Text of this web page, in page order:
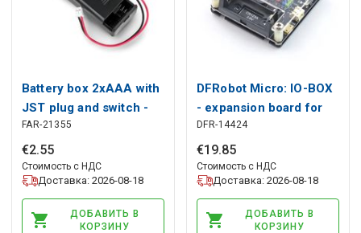
Battery box 2xAAA with
JST plug and switch -
for BBC micro:bit
FAR-21355
€2.55
Стоимость с НДС
Доставка: 2026-08-18
ДОБАВИТЬ В
КОРЗИНУ
DFRobot Micro: IO-BOX
- expansion board for
BBC micro:bit
DFR-14424
€19.85
Стоимость с НДС
Доставка: 2026-08-18
ДОБАВИТЬ В
КОРЗИНУ